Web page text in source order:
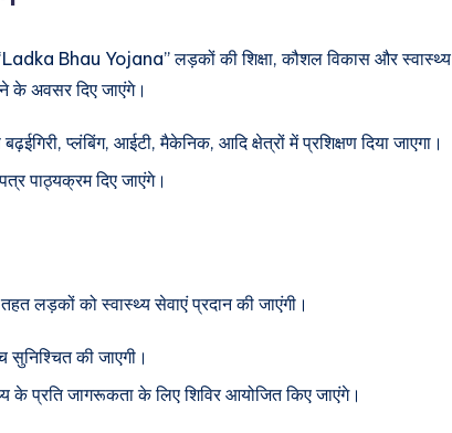
Bhau Yojana” लड़कों की शिक्षा, कौशल विकास और स्वास्थ्य
के अवसर दिए जाएंगे।
प्लंबिंग, आईटी, मैकेनिक, आदि क्षेत्रों में प्रशिक्षण दिया जाएगा।
पाठ्यक्रम दिए जाएंगे।
लड़कों को स्वास्थ्य सेवाएं प्रदान की जाएंगी।
की जाएगी।
के प्रति जागरूकता के लिए शिविर आयोजित किए जाएंगे।